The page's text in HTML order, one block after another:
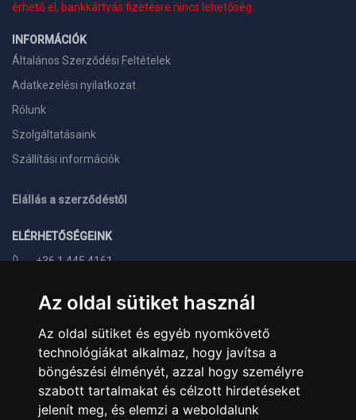
Az oldal sütiket használ
Az oldal sütiket és egyéb nyomkövető
technológiákat alkalmaz, hogy javítsa a
böngészési élményét, azzal hogy személyre
szabott tartalmakat és célzott hirdetéseket
jelenít meg, és elemzi a weboldalunk
érhető el, bankkártyás fizetésre nincs lehetőség.
INFORMÁCIÓK
Általános Szerződési Feltételek
Adatkezelési nyilatkozat
Rólunk
Szolgáltatásaink
Szállítási információk
Elállás a szerződéstől
ELÉRHETŐSÉGEINK
+36 1 445 4161
info@landcomputer.hu
1148 Budapest, Nagy Lajos király útja 24.
Nyitvatartás és kapcsolat
PARTNEREINK